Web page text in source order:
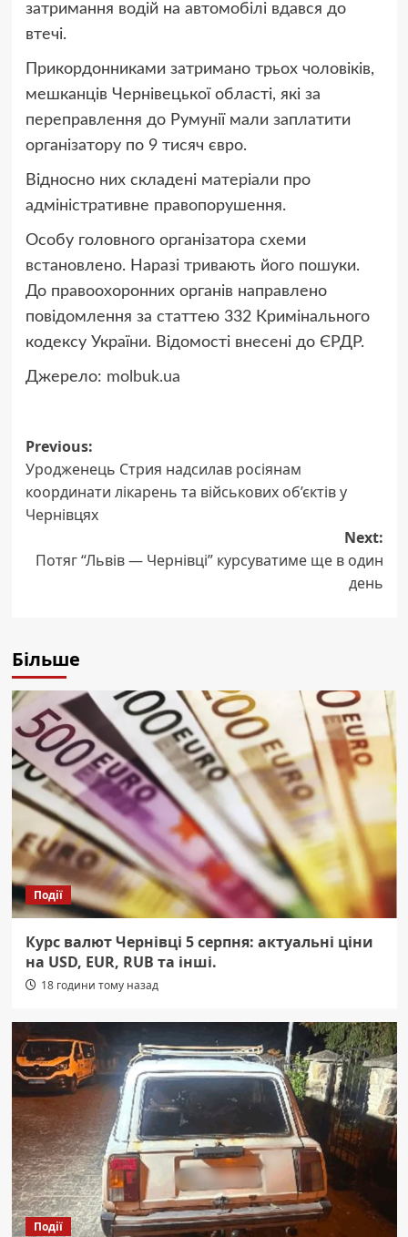
затримання водій на автомобілі вдався до
втечі.
Прикордонниками затримано трьох чоловіків,
мешканців Чернівецької області, які за
переправлення до Румунії мали заплатити
організатору по 9 тисяч євро.
Відносно них складені матеріали про
адміністративне правопорушення.
Особу головного організатора схеми
встановлено. Наразі тривають його пошуки.
До правоохоронних органів направлено
повідомлення за статтею 332 Кримінального
кодексу України. Відомості внесені до ЄРДР.
Джерело: molbuk.ua
Post
navigation
Previous:
Уродженець Стрия надсилав росіянам
координати лікарень та військових об’єктів у
Чернівцях
Next:
Потяг “Львів — Чернівці” курсуватиме ще в один
день
Більше
Події
Курс валют Чернівці 5 серпня: актуальні ціни
на USD, EUR, RUB та інші.
18 години тому назад
Події